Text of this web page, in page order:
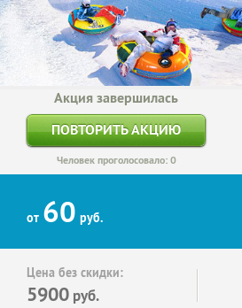
Акция завершилась
ПОВТОРИТЬ АКЦИЮ
Человек проголосовало: 0
от 60 руб.
Цена без скидки:
5900 руб.